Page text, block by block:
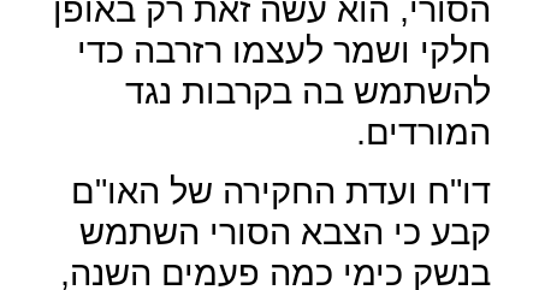
הסורי, הוא עשה זאת רק באופן
חלקי ושמר לעצמו רזרבה כדי
להשתמש בה בקרבות נגד
המורדים.
דו"ח ועדת החקירה של האו"ם
קבע כי הצבא הסורי השתמש
בנשק כימי כמה פעמים השנה,